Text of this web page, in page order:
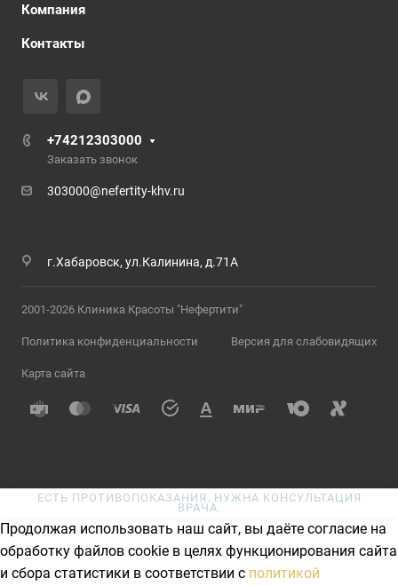
Компания
Контакты
+74212303000
Заказать звонок
303000@nefertity-khv.ru
г.Хабаровск, ул.Калинина, д.71А
2001-2026 Клиника Красоты "Нефертити"
Политика конфиденциальности Версия для слабовидящих
Карта сайта
ЕСТЬ ПРОТИВОПОКАЗАНИЯ. НУЖНА КОНСУЛЬТАЦИЯ
ВРАЧА.
Продолжая использовать наш сайт, вы даёте согласие на
обработку файлов cookie в целях функционирования сайта
и сбора статистики в соответствии с политикой